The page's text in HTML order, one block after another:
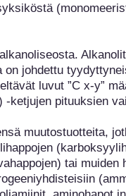
on johdettu
luvut ”C x-y”
-ketjujen pituuksien
muutostuotteita,
tai muiden